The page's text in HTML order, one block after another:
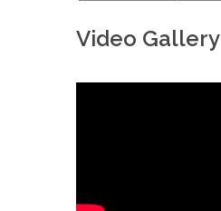
Video Gallery